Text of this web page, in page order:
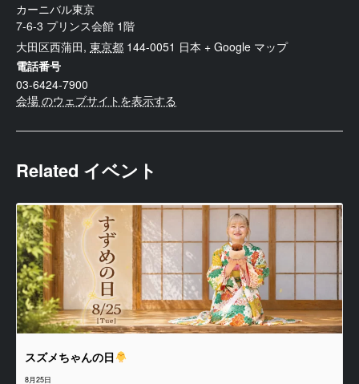
カーニバル東京
7-6-3 プリンス会館 1階
大田区西蒲田, 東京都 144-0051 日本 + Google マップ
電話番号
03-6424-7900
会場 のウェブサイトを表示する
Related イベント
スズメちゃんの日
8月25日